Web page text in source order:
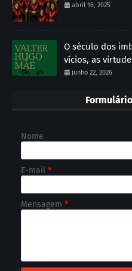
abril 16, 2025
O século dos
vícios, as
junho 22, 2026
Nome
E-mail *
Mensagem *